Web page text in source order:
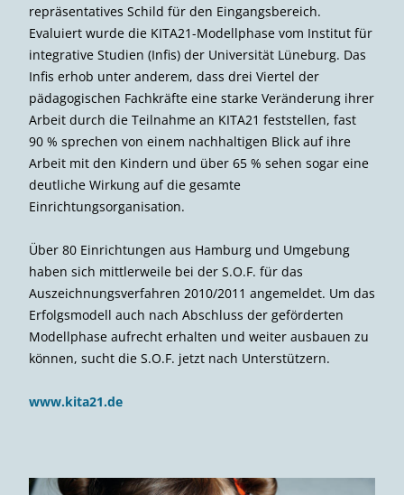
repräsentatives Schild für den Eingangsbereich.
Evaluiert wurde die KITA21-Modellphase vom Institut für
integrative Studien (Infis) der Universität Lüneburg. Das
Infis erhob unter anderem, dass drei Viertel der
pädagogischen Fachkräfte eine starke Veränderung ihrer
Arbeit durch die Teilnahme an KITA21 feststellen, fast
90 % sprechen von einem nachhaltigen Blick auf ihre
Arbeit mit den Kindern und über 65 % sehen sogar eine
deutliche Wirkung auf die gesamte
Einrichtungsorganisation.
Über 80 Einrichtungen aus Hamburg und Umgebung
haben sich mittlerweile bei der S.O.F. für das
Auszeichnungsverfahren 2010/2011 angemeldet. Um das
Erfolgsmodell auch nach Abschluss der geförderten
Modellphase aufrecht erhalten und weiter ausbauen zu
können, sucht die S.O.F. jetzt nach Unterstützern.
www.kita21.de